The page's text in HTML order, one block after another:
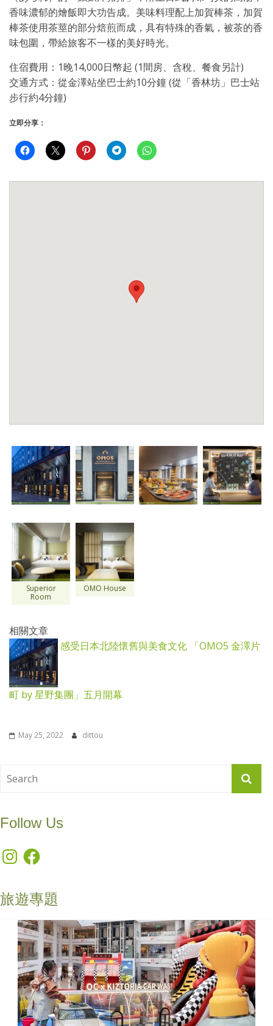
香味濃郁的燴飯即大功告成。美味料理配上加賀棒茶，加賀
棒茶使用茶莖的部分焙煎而成，具有特殊的香氣，被茶的香
味包圍，帶給旅客不一樣的美好時光。
住宿費用：1晚14,000日幣起 (1間房、含稅、餐食另計)
交通方式：從金澤站坐巴士約10分鐘 (從「香林坊」巴士站
步行約4分鐘)
立即分享：
Superior
Room
OMO House
相關文章
感受日本北陸懷舊與美食文化 「OMO5 金澤片
町 by 星野集團」五月開幕
May 25, 2022 dittou
Follow Us
InstagramFacebook
旅遊專題